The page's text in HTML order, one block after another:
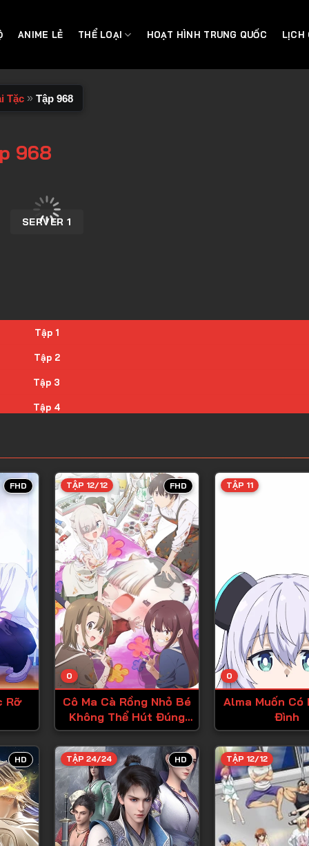
ANIME LẺ THỂ LOẠI HOẠT HÌNH TRUNG QUỐC LỊCH
Tặc » Tập 968
968
SERVER 1
Tập 1
Tập 2
Tập 3
Tập 4
Tập 6
Tập 7
Tập 8
Tập 9
Tập 10
Tập 11
Tập 12
Tập 13
Tập 14
Tập 15
Tập 17
Tập 18
Tập 19
Tập 20
Tập 21
FHD
Rỡ
FHD
0
TẬP 12/12
Cô Ma Cà Rồng Nhỏ Bé
Không Thể Hút Đúng
Cách
0
TẬP 11
Alma Muốn Có
Đình
HD HD
TẬP 24/24 TẬP 12/12